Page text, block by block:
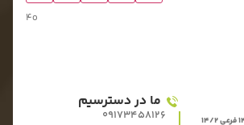
4o
ما در دسترسیم
09173458126